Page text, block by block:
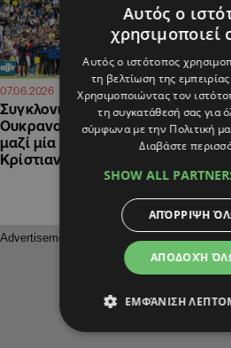
07.06.2026 21:28
Συγκλονιστική στιγμή:
Ουκρανοί και Δανοί όλοι
μαζί μία αγκαλιά για τον
Κρίστιαν Έρικσεν (ΦΩΤΟ)
Σοκ
Αυτός ο
χρησιμοποιεί
Αυτός ο ιστότοπος
τη βελτίωση της
Χρησιμοποιώντας τον
τη συγκατάθεσή σας για
σύμφωνα με την Πολιτική
Διαβάστε
SHOW ALL
ΑΠΟΔΟΧΉ
ΑΠΌΡΡΙΨΗ
ΕΜΦΆΝΙΣΗ